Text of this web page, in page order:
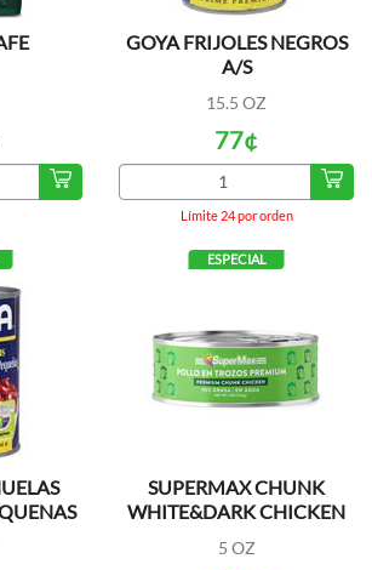
GOYA FRIJOLES NEGROS
A/S
15.5 OZ
Límite 24 por orden
77¢
ESPECIAL
SUPERMAX CHUNK
WHITE&DARK CHICKEN
5 OZ